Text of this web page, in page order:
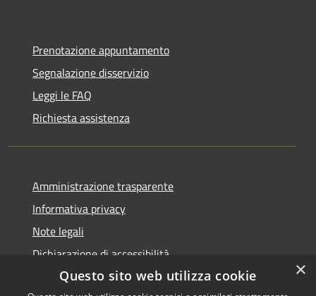
Prenotazione appuntamento
Segnalazione disservizio
Leggi le FAQ
Richiesta assistenza
Amministrazione trasparente
Informativa privacy
Note legali
Dichiarazione di accessibilità
×
Questo sito web utilizza cookie